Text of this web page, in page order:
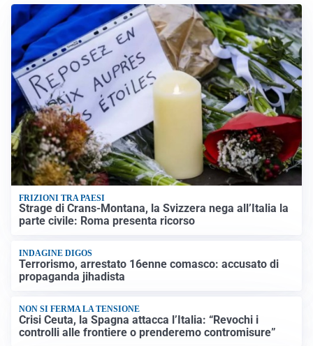
FRIZIONI TRA PAESI
Strage di Crans-Montana, la Svizzera nega all’Italia la
parte civile: Roma presenta ricorso
INDAGINE DIGOS
Terrorismo, arrestato 16enne comasco: accusato di
propaganda jihadista
NON SI FERMA LA TENSIONE
Crisi Ceuta, la Spagna attacca l’Italia: “Revochi i
controlli alle frontiere o prenderemo contromisure”